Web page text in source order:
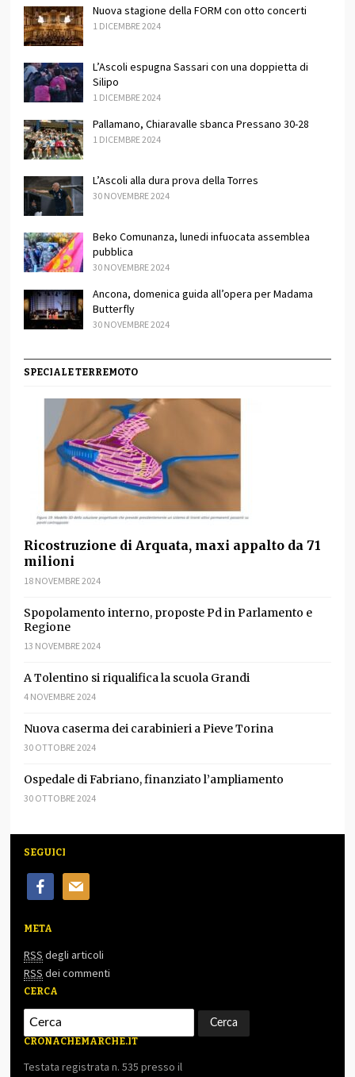
Nuova stagione della FORM con otto concerti
1 DICEMBRE 2024
L’Ascoli espugna Sassari con una doppietta di
Silipo
1 DICEMBRE 2024
Pallamano, Chiaravalle sbanca Pressano 30-28
1 DICEMBRE 2024
L’Ascoli alla dura prova della Torres
30 NOVEMBRE 2024
Beko Comunanza, lunedi infuocata assemblea
pubblica
30 NOVEMBRE 2024
Ancona, domenica guida all’opera per Madama
Butterfly
30 NOVEMBRE 2024
SPECIALE TERREMOTO
Ricostruzione di Arquata, maxi appalto da 71
milioni
18 NOVEMBRE 2024
Spopolamento interno, proposte Pd in Parlamento e
Regione
13 NOVEMBRE 2024
A Tolentino si riqualifica la scuola Grandi
4 NOVEMBRE 2024
Nuova caserma dei carabinieri a Pieve Torina
30 OTTOBRE 2024
Ospedale di Fabriano, finanziato l’ampliamento
30 OTTOBRE 2024
SEGUICI
facebookmail
META
RSS degli articoli
RSS dei commenti
CERCA
CRONACHEMARCHE.IT
Testata registrata n. 535 presso il